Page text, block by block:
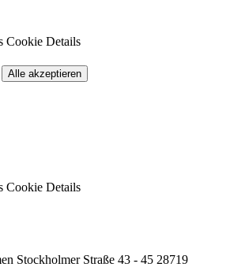
Cookie Details
Alle akzeptieren
Cookie Details
Stockholmer Straße 43 - 45 28719